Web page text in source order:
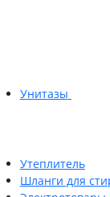
Унитазы
Утеплитель
Шланги для